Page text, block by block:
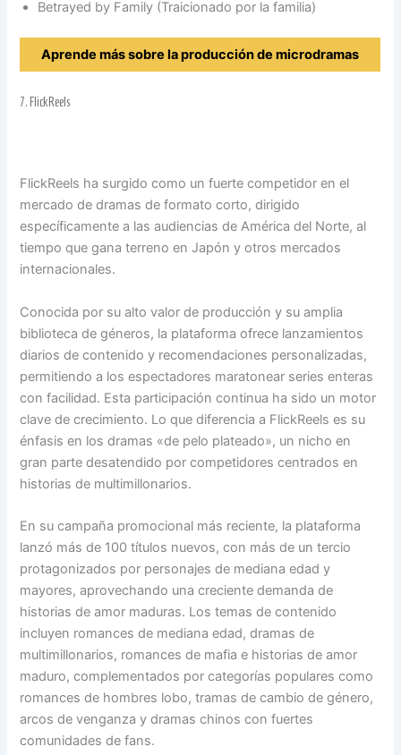
Betrayed by Family (Traicionado por la familia)
Aprende más sobre la producción de microdramas
7. FlickReels
FlickReels ha surgido como un fuerte competidor en el
mercado de dramas de formato corto, dirigido
específicamente a las audiencias de América del Norte, al
tiempo que gana terreno en Japón y otros mercados
internacionales.
Conocida por su alto valor de producción y su amplia
biblioteca de géneros, la plataforma ofrece lanzamientos
diarios de contenido y recomendaciones personalizadas,
permitiendo a los espectadores maratonear series enteras
con facilidad. Esta participación continua ha sido un motor
clave de crecimiento. Lo que diferencia a FlickReels es su
énfasis en los dramas «de pelo plateado», un nicho en
gran parte desatendido por competidores centrados en
historias de multimillonarios.
En su campaña promocional más reciente, la plataforma
lanzó más de 100 títulos nuevos, con más de un tercio
protagonizados por personajes de mediana edad y
mayores, aprovechando una creciente demanda de
historias de amor maduras. Los temas de contenido
incluyen romances de mediana edad, dramas de
multimillonarios, romances de mafia e historias de amor
maduro, complementados por categorías populares como
romances de hombres lobo, tramas de cambio de género,
arcos de venganza y dramas chinos con fuertes
comunidades de fans.